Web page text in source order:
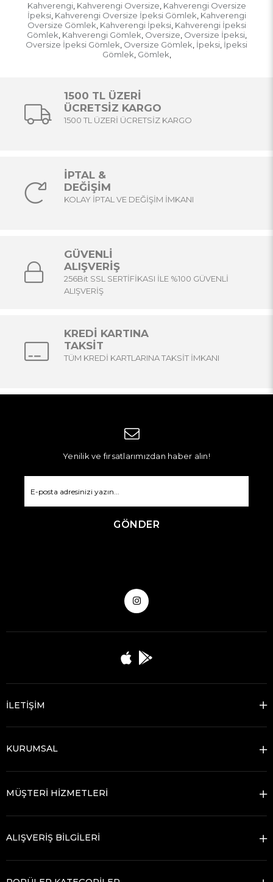
Kahverengi, Kahverengi Oversize, Kahverengi Oversize
İpeksi, Kahverengi Oversize İpeksi Gömlek, Kahverengi
Oversize Gömlek, Kahverengi İpeksi, Kahverengi İpeksi
Gömlek, Kahverengi Gömlek, Oversize, Oversize İpeksi,
Oversize İpeksi Gömlek, Oversize Gömlek, İpeksi, İpeksi
Gömlek, Gömlek,
1500 TL ÜZERİ
ÜCRETSİZ KARGO
1500 TL ÜZERİ ÜCRETSİZ KARGO
İPTAL &
DEĞİŞİM
KOLAY İPTAL VE DEĞİŞİM İMKANI
GÜVENLİ
ALIŞVERİŞ
256Bit SSL SERTİFİKASI İLE %100 GÜVENLİ
ALIŞVERİŞ
KREDİ KARTINA
TAKSİT
TÜM KREDİ KARTLARINA TAKSİT İMKANI
Yenilik ve fırsatlarımızdan haber alın!
GÖNDER
İLETİŞİM
KURUMSAL
MÜŞTERİ HİZMETLERİ
ALIŞVERİŞ BİLGİLERİ